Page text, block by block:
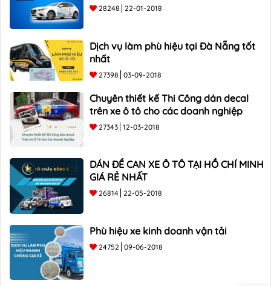
28248 22-01-2018
Dịch vụ làm phù hiệu tại Đà Nẵng tốt
nhất
27398 03-09-2018
Chuyên thiết kế Thi Công dán decal
trên xe ô tô cho các doanh nghiệp
27343 12-03-2018
DÁN ĐỀ CAN XE Ô TÔ TẠI HỒ CHÍ MINH
GIÁ RẺ NHẤT
26814 22-05-2018
Phù hiệu xe kinh doanh vận tải
24752 09-06-2018